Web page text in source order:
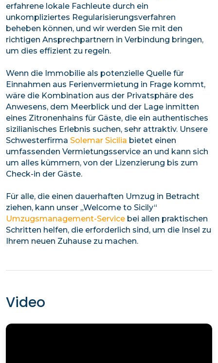
erfahrene lokale Fachleute durch ein
unkompliziertes Regularisierungsverfahren
beheben können, und wir werden Sie mit den
richtigen Ansprechpartnern in Verbindung bringen,
um dies effizient zu regeln.
Wenn die Immobilie als potenzielle Quelle für
Einnahmen aus Ferienvermietung in Frage kommt,
wäre die Kombination aus der Privatsphäre des
Anwesens, dem Meerblick und der Lage inmitten
eines Zitronenhains für Gäste, die ein authentisches
sizilianisches Erlebnis suchen, sehr attraktiv. Unsere
Schwesterfirma Solemar Sicilia bietet einen
umfassenden Vermietungsservice an und kann sich
um alles kümmern, von der Lizenzierung bis zum
Check-in der Gäste.
Für alle, die einen dauerhaften Umzug in Betracht
ziehen, kann unser „Welcome to Sicily“
Umzugsmanagement-Service bei allen praktischen
Schritten helfen, die erforderlich sind, um die Insel zu
Ihrem neuen Zuhause zu machen.
Video